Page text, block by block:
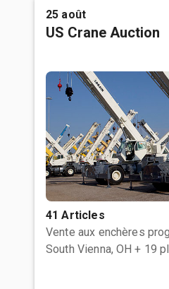
25 août
US Crane Auction
41 Articles
Vente aux enchères
South Vienna, OH + 19